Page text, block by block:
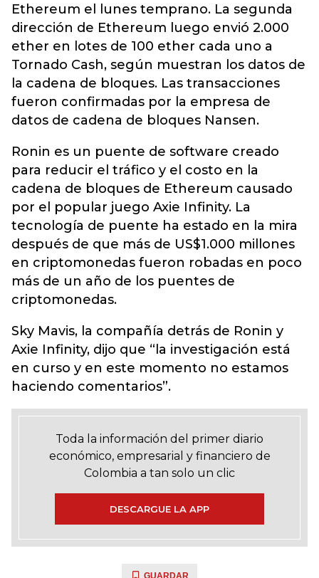
Ethereum el lunes temprano. La segunda
dirección de Ethereum luego envió 2.000
ether en lotes de 100 ether cada uno a
Tornado Cash, según muestran los datos de
la cadena de bloques. Las transacciones
fueron confirmadas por la empresa de
datos de cadena de bloques Nansen.
Ronin es un puente de software creado
para reducir el tráfico y el costo en la
cadena de bloques de Ethereum causado
por el popular juego Axie Infinity. La
tecnología de puente ha estado en la mira
después de que más de US$1.000 millones
en criptomonedas fueron robadas en poco
más de un año de los puentes de
criptomonedas.
Sky Mavis, la compañía detrás de Ronin y
Axie Infinity, dijo que “la investigación está
en curso y en este momento no estamos
haciendo comentarios”.
Toda la información del primer diario
económico, empresarial y financiero de
Colombia a tan solo un clic
DESCARGUE LA APP
GUARDAR